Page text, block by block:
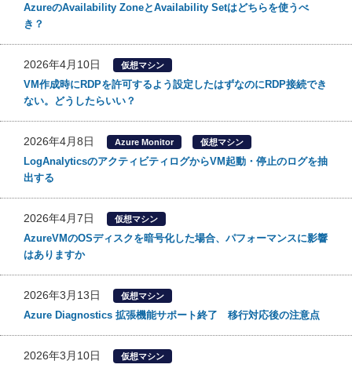
AzureのAvailability ZoneとAvailability Setはどちらを使うべ
き？
2026年4月10日 仮想マシン
VM作成時にRDPを許可するよう設定したはずなのにRDP接続でき
ない。どうしたらいい？
2026年4月8日 Azure Monitor 仮想マシン
LogAnalyticsのアクティビティログからVM起動・停止のログを抽
出する
2026年4月7日 仮想マシン
AzureVMのOSディスクを暗号化した場合、パフォーマンスに影響
はありますか
2026年3月13日 仮想マシン
Azure Diagnostics 拡張機能サポート終了 移行対応後の注意点
2026年3月10日 仮想マシン